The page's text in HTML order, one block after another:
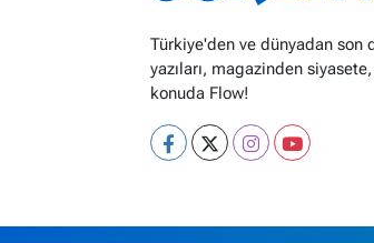
Türkiye'den ve dünyadan son
yazıları, magazinden
konuda Flow!